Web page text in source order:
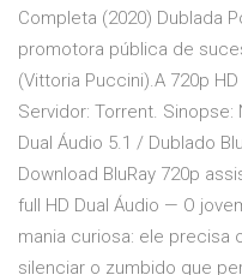
Completa (2020) Dublada
promotora pública de
(Vittoria Puccini).A 720p
Servidor: Torrent. Sinopse:
Dual Áudio 5.1 / Dublado
Download BluRay 720p
full HD Dual Áudio — O
mania curiosa: ele precisa
silenciar o zumbido que